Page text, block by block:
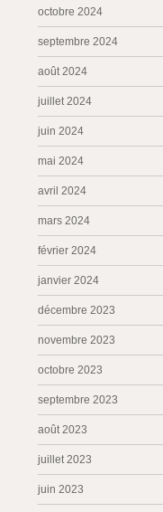
octobre 2024
septembre 2024
août 2024
juillet 2024
juin 2024
mai 2024
avril 2024
mars 2024
février 2024
janvier 2024
décembre 2023
novembre 2023
octobre 2023
septembre 2023
août 2023
juillet 2023
juin 2023